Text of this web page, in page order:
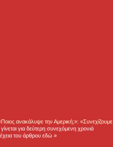
ανακάλυψε την Αμερική;»: «Συνεχίζουμε
για δεύτερη συνεχόμενη χρονιά
του άρθρου εδώ »